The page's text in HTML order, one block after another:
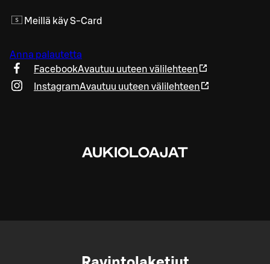
Meillä käy S-Card
Anna palautetta
FacebookAvautuu uuteen välilehteen
InstagramAvautuu uuteen välilehteen
AUKIOLOAJAT